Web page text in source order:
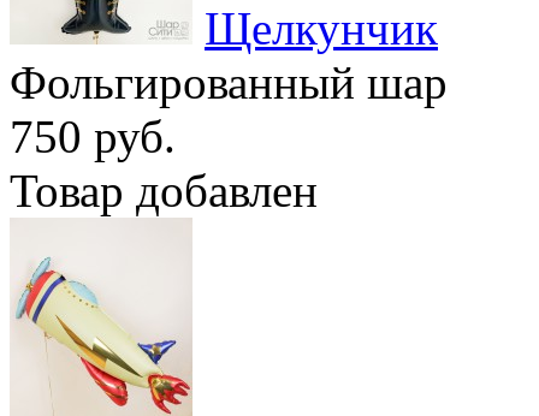
Щелкунчик
Фольгированный шар
750 руб.
Товар добавлен